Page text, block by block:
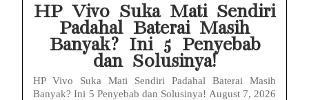
HP Vivo Suka Mati Sendiri
Padahal Baterai Masih
Banyak? Ini 5 Penyebab
dan Solusinya!
HP Vivo Suka Mati Sendiri Padahal Baterai Masih
Banyak? Ini 5 Penyebab dan Solusinya! August 7, 2026